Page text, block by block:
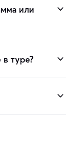
или
туре?